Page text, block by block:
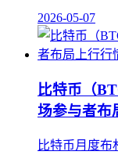
2026-05-07
比特币（
场参与者布
比特币月度布